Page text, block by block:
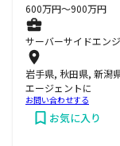
600万円〜900万円
サーバーサイドエン
岩手県, 秋田県, 新潟
エージェントに
お問い合わせする
お気に入り